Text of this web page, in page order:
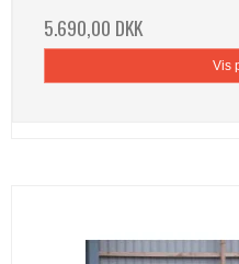
5.690,00 DKK
Vis